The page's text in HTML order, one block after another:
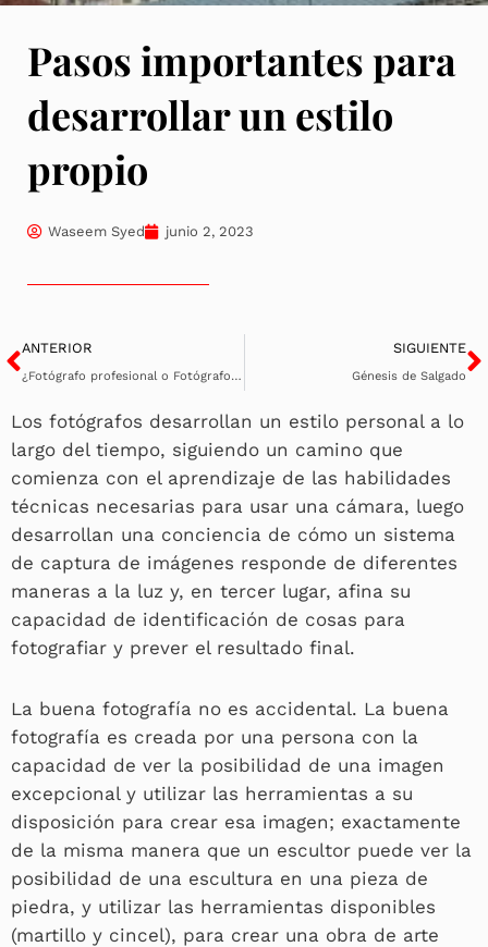
Pasos importantes para
desarrollar un estilo
propio
Waseem Syed junio 2, 2023
Ant
ANTERIOR
¿Fotógrafo profesional o Fotógrafo Intencional?
SIGUIENTE
Génesis de Salgado
Los fotógrafos desarrollan un estilo personal a lo
largo del tiempo, siguiendo un camino que
comienza con el aprendizaje de las habilidades
técnicas necesarias para usar una cámara, luego
desarrollan una conciencia de cómo un sistema
de captura de imágenes responde de diferentes
maneras a la luz y, en tercer lugar, afina su
capacidad de identificación de cosas para
fotografiar y prever el resultado final.
La buena fotografía no es accidental. La buena
fotografía es creada por una persona con la
capacidad de ver la posibilidad de una imagen
excepcional y utilizar las herramientas a su
disposición para crear esa imagen; exactamente
de la misma manera que un escultor puede ver la
posibilidad de una escultura en una pieza de
piedra, y utilizar las herramientas disponibles
(martillo y cincel), para crear una obra de arte